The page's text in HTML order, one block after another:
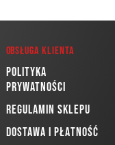
Obsługa klienta
Polityka
prywatności
Regulamin sklepu
Dostawa i płatność